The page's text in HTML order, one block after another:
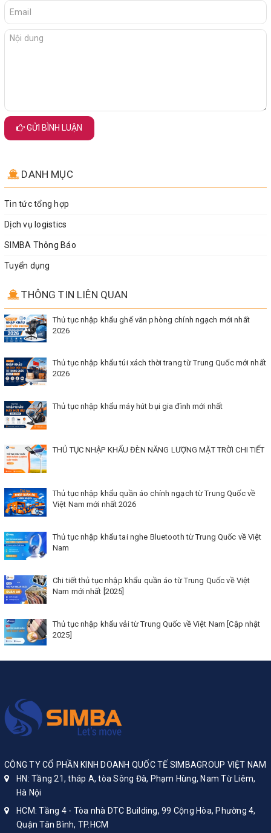
GỬI BÌNH LUẬN
DANH MỤC
Tin tức tổng hợp
Dịch vụ logistics
SIMBA Thông Báo
Tuyển dụng
THÔNG TIN LIÊN QUAN
Thủ tục nhập khẩu ghế văn phòng chính ngạch mới nhất
2026
Thủ tục nhập khẩu túi xách thời trang từ Trung Quốc mới nhất
2026
Thủ tục nhập khẩu máy hút bụi gia đình mới nhất
THỦ TỤC NHẬP KHẨU ĐÈN NĂNG LƯỢNG MẶT TRỜI CHI TIẾT
Thủ tục nhập khẩu quần áo chính ngạch từ Trung Quốc về
Việt Nam mới nhất 2026
Thủ tục nhập khẩu tai nghe Bluetooth từ Trung Quốc về Việt
Nam
Chi tiết thủ tục nhập khẩu quần áo từ Trung Quốc về Việt
Nam mới nhất [2025]
Thủ tục nhập khẩu vải từ Trung Quốc về Việt Nam [Cập nhật
2025]
CÔNG TY CỔ PHẦN KINH DOANH QUỐC TẾ SIMBAGROUP VIỆT NAM
HN: Tầng 21, tháp A, tòa Sông Đà, Phạm Hùng, Nam Từ Liêm,
Hà Nội
HCM: Tầng 4 - Tòa nhà DTC Building, 99 Cộng Hòa, Phường 4,
Quận Tân Bình, TP.HCM